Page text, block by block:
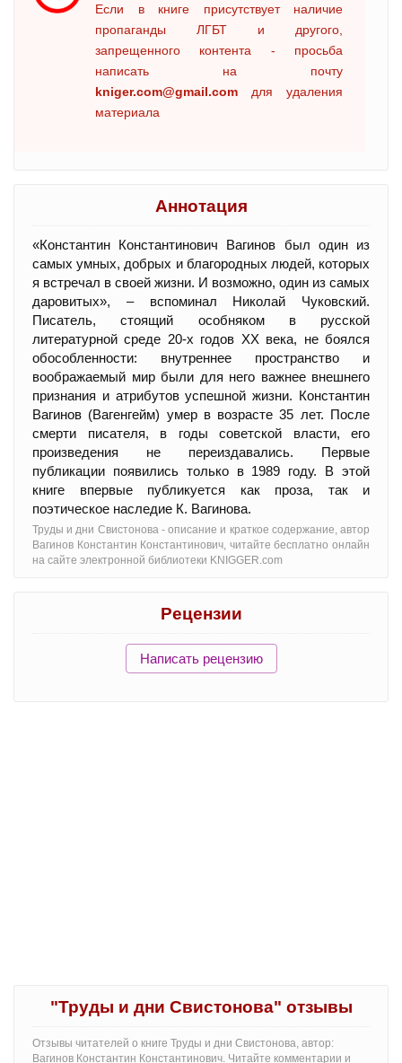
Если в книге присутствует наличие
пропаганды ЛГБТ и другого,
запрещенного контента - просьба
написать на почту
kniger.com@gmail.com для удаления
материала
Аннотация
«Константин Константинович Вагинов был один из
самых умных, добрых и благородных людей, которых
я встречал в своей жизни. И возможно, один из самых
даровитых», – вспоминал Николай Чуковский.
Писатель, стоящий особняком в русской
литературной среде 20-х годов ХХ века, не боялся
обособленности: внутреннее пространство и
воображаемый мир были для него важнее внешнего
признания и атрибутов успешной жизни. Константин
Вагинов (Вагенгейм) умер в возрасте 35 лет. После
смерти писателя, в годы советской власти, его
произведения не переиздавались. Первые
публикации появились только в 1989 году. В этой
книге впервые публикуется как проза, так и
поэтическое наследие К. Вагинова.
Труды и дни Свистонова - oписание и краткое содержание, автор
Вагинов Константин Константинович, читайте бесплатно онлайн
на сайте электронной библиотеки KNIGGER.com
Рецензии
Написать рецензию
"Труды и дни Свистонова" отзывы
Отзывы читателей о книге Труды и дни Свистонова, автор:
Вагинов Константин Константинович. Читайте комментарии и